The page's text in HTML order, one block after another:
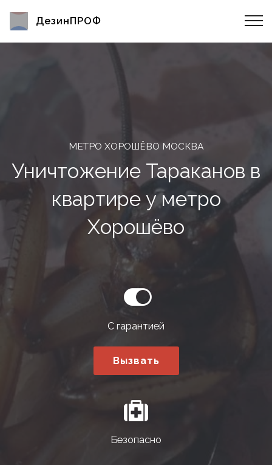
ДезинПРОФ
МЕТРО ХОРОШЁВО МОСКВА
Уничтожение Тараканов в
квартире у метро
Хорошёво
С гарантией
Вызвать
Безопасно